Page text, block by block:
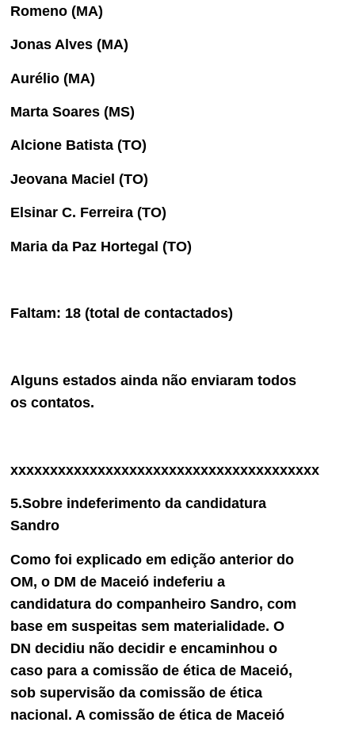
Romeno (MA)
Jonas Alves (MA)
Aurélio (MA)
Marta Soares (MS)
Alcione Batista (TO)
Jeovana Maciel (TO)
Elsinar C. Ferreira (TO)
Maria da Paz Hortegal (TO)
Faltam: 18 (total de contactados)
Alguns estados ainda não enviaram todos
os contatos.
xxxxxxxxxxxxxxxxxxxxxxxxxxxxxxxxxxxxxxx
5.Sobre indeferimento da candidatura
Sandro
Como foi explicado em edição anterior do
OM, o DM de Maceió indeferiu a
candidatura do companheiro Sandro, com
base em suspeitas sem materialidade. O
DN decidiu não decidir e encaminhou o
caso para a comissão de ética de Maceió,
sob supervisão da comissão de ética
nacional. A comissão de ética de Maceió